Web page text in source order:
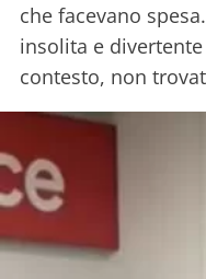
che facevano
insolita e
contesto, non